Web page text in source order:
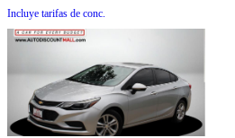
Incluye tarifas de conc.